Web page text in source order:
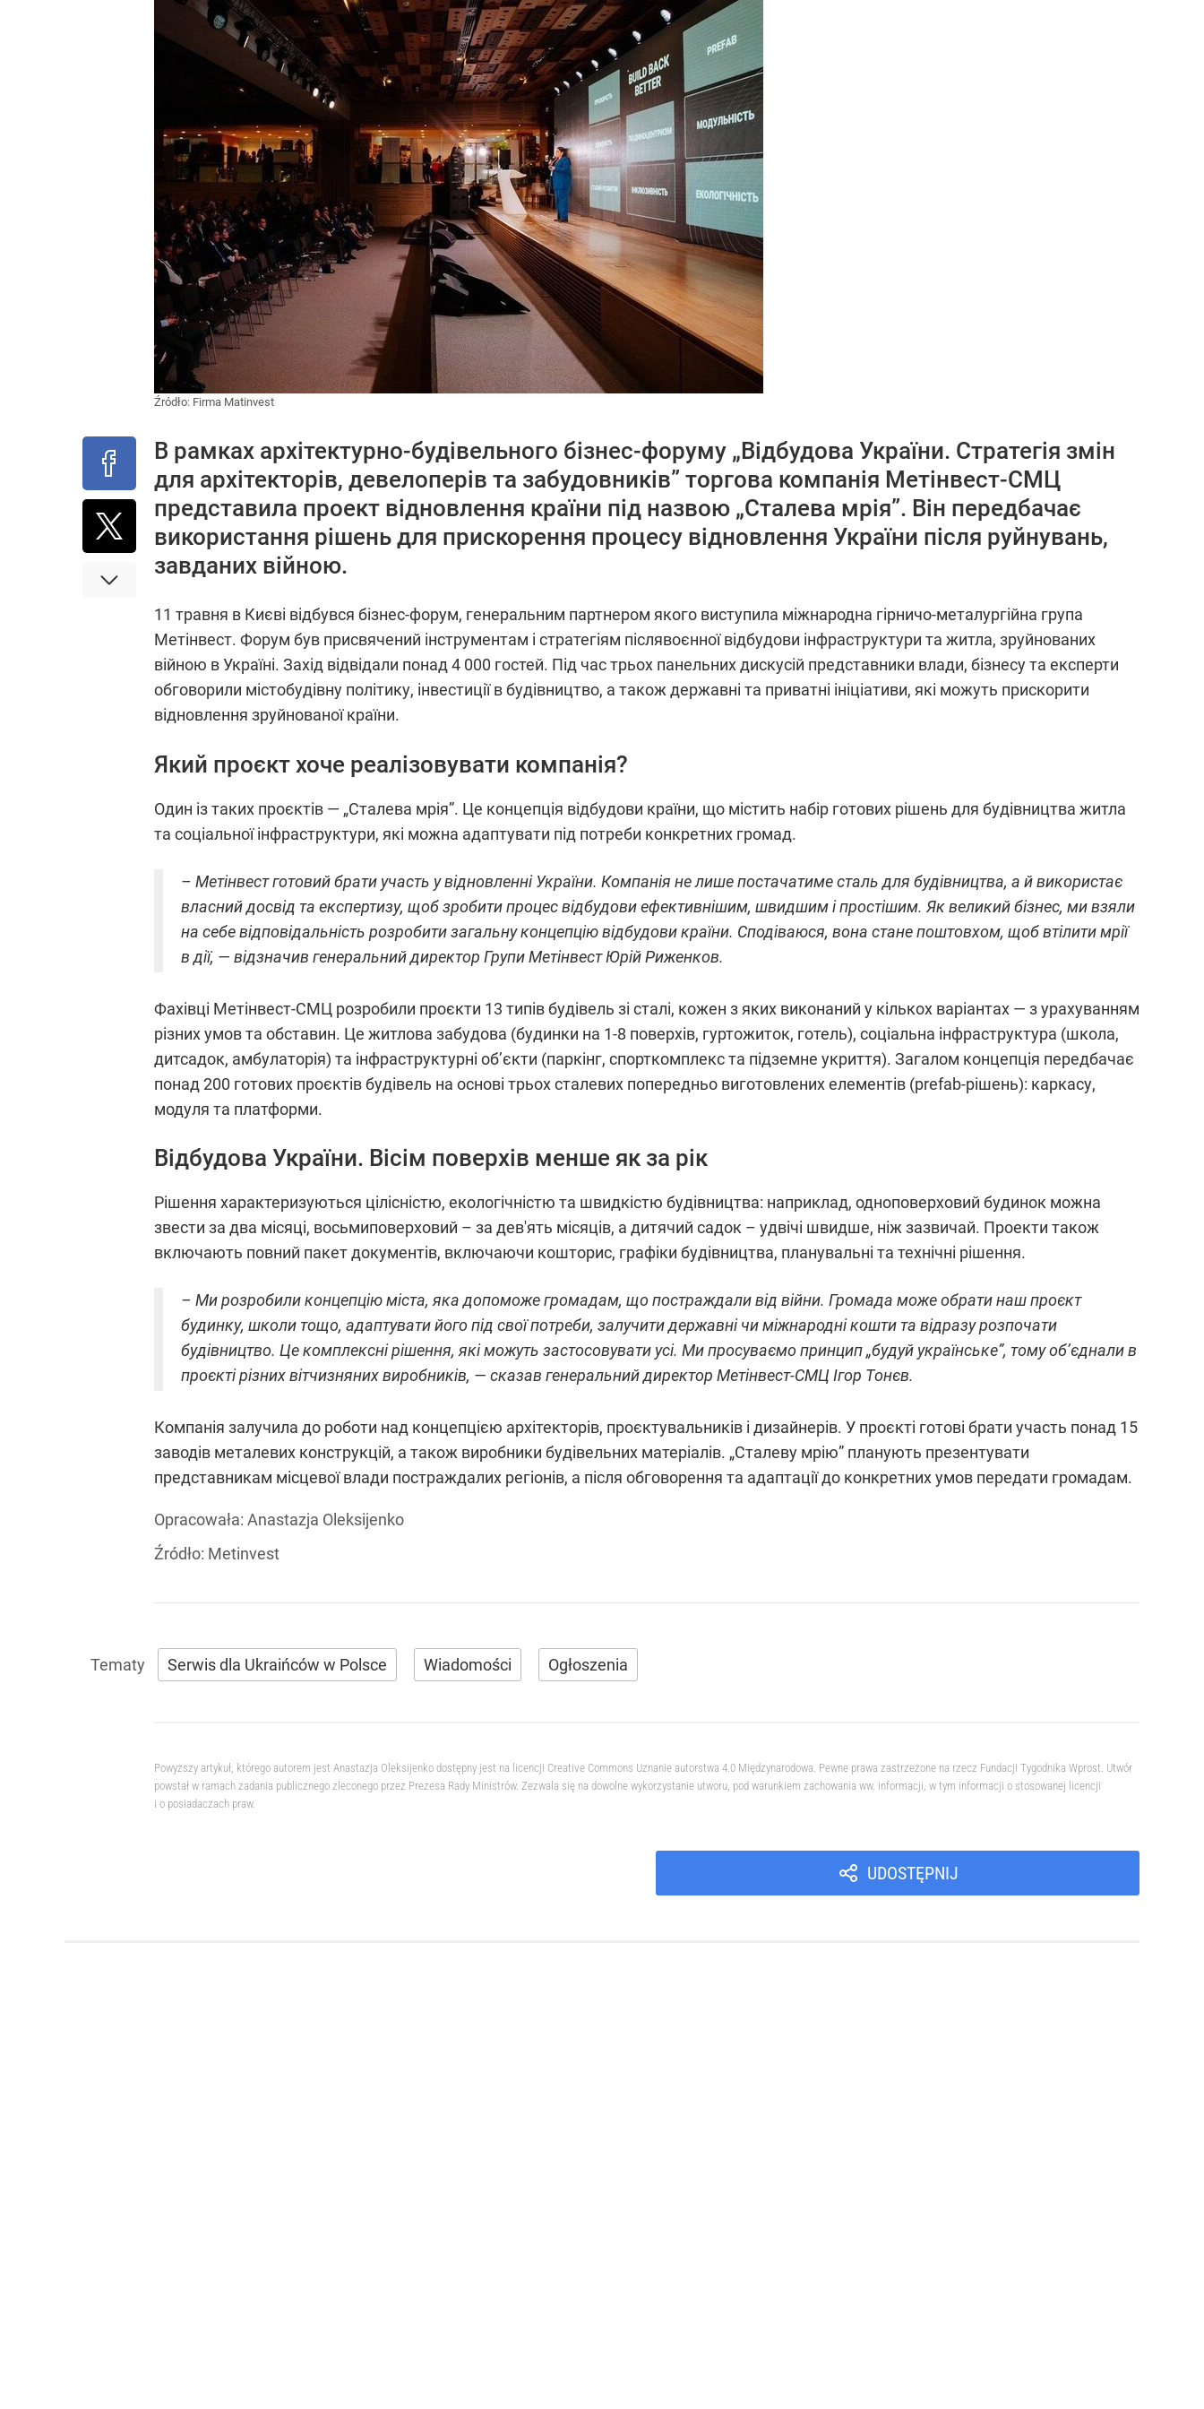
Źródło: Firma Matinvest
В рамках архітектурно-будівельного бізнес-форуму „Відбудова України. Стратегія змін
для архітекторів, девелоперів та забудовників” торгова компанія Метінвест-СМЦ
представила проект відновлення країни під назвою „Сталева мрія”. Він передбачає
використання рішень для прискорення процесу відновлення України після руйнувань,
завданих війною.
11 травня в Києві відбувся бізнес-форум, генеральним партнером якого виступила міжнародна гірничо-металургійна група
Метінвест. Форум був присвячений інструментам і стратегіям післявоєнної відбудови інфраструктури та житла, зруйнованих
війною в Україні. Захід відвідали понад 4 000 гостей. Під час трьох панельних дискусій представники влади, бізнесу та експерти
обговорили містобудівну політику, інвестиції в будівництво, а також державні та приватні ініціативи, які можуть прискорити
відновлення зруйнованої країни.
Який проєкт хоче реалізовувати компанія?
Один із таких проєктів — „Сталева мрія”. Це концепція відбудови країни, що містить набір готових рішень для будівництва житла
та соціальної інфраструктури, які можна адаптувати під потреби конкретних громад.
– Метінвест готовий брати участь у відновленні України. Компанія не лише постачатиме сталь для будівництва, а й використає
власний досвід та експертизу, щоб зробити процес відбудови ефективнішим, швидшим і простішим. Як великий бізнес, ми взяли
на себе відповідальність розробити загальну концепцію відбудови країни. Сподіваюся, вона стане поштовхом, щоб втілити мрії
в дії, — відзначив генеральний директор Групи Метінвест Юрій Риженков.
Фахівці Метінвест-СМЦ розробили проєкти 13 типів будівель зі сталі, кожен з яких виконаний у кількох варіантах — з урахуванням
різних умов та обставин. Це житлова забудова (будинки на 1-8 поверхів, гуртожиток, готель), соціальна інфраструктура (школа,
дитсадок, амбулаторія) та інфраструктурні об’єкти (паркінг, спорткомплекс та підземне укриття). Загалом концепція передбачає
понад 200 готових проєктів будівель на основі трьох сталевих попередньо виготовлених елементів (prefab-рішень): каркасу,
модуля та платформи.
Відбудова України. Вісім поверхів менше як за рік
Рішення характеризуються цілісністю, екологічністю та швидкістю будівництва: наприклад, одноповерховий будинок можна
звести за два місяці, восьмиповерховий – за дев'ять місяців, а дитячий садок – удвічі швидше, ніж зазвичай. Проекти також
включають повний пакет документів, включаючи кошторис, графіки будівництва, планувальні та технічні рішення.
– Ми розробили концепцію міста, яка допоможе громадам, що постраждали від війни. Громада може обрати наш проєкт
будинку, школи тощо, адаптувати його під свої потреби, залучити державні чи міжнародні кошти та відразу розпочати
будівництво. Це комплексні рішення, які можуть застосовувати усі. Ми просуваємо принцип „будуй українське”, тому об’єднали в
проєкті різних вітчизняних виробників, — сказав генеральний директор Метінвест-СМЦ Ігор Тонєв.
Компанія залучила до роботи над концепцією архітекторів, проєктувальників і дизайнерів. У проєкті готові брати участь понад 15
заводів металевих конструкцій, а також виробники будівельних матеріалів. „Сталеву мрію” планують презентувати
представникам місцевої влади постраждалих регіонів, а після обговорення та адаптації до конкретних умов передати громадам.
Opracowała: Anastazja Oleksijenko
Źródło: Metinvest
Serwis dla Ukraińców w Polsce Wiadomości Ogłoszenia
Powyższy artykuł, którego autorem jest Anastazja Oleksijenko dostępny jest na licencji Creative Commons Uznanie autorstwa 4.0 Międzynarodowa. Pewne prawa zastrzeżone na rzecz Fundacji Tygodnika Wprost. Utwór
powstał w ramach zadania publicznego zleconego przez Prezesa Rady Ministrów. Zezwala się na dowolne wykorzystanie utworu, pod warunkiem zachowania ww. informacji, w tym informacji o stosowanej licencji
i o posiadaczach praw.
UDOSTĘPNIJ